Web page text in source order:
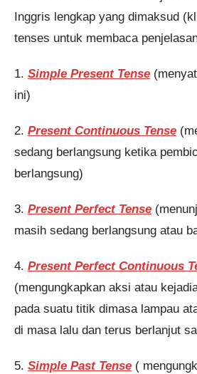
Inggris lengkap yang dimaksud
tenses untuk membaca
1. Simple Present Tense
ini)
2. Present Continuous Tense
sedang berlangsung ketika
berlangsung)
3. Present Perfect Tense
masih sedang berlangsung atau
4. Present Perfect Continuous
(mengungkapkan aksi atau
pada suatu titik dimasa lampau
di masa lalu dan terus berlanjut
5. Simple Past Tense (